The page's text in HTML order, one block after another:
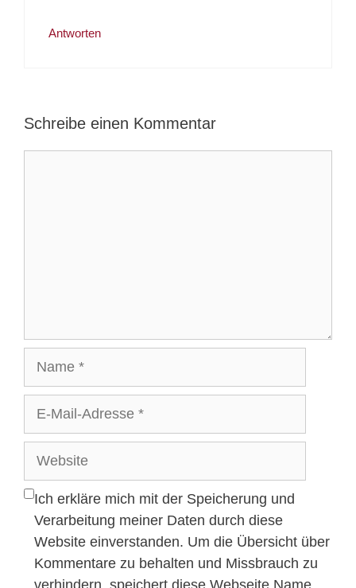
Antworten
Schreibe einen Kommentar
Adresse
Ich erkläre mich mit der Speicherung und
Verarbeitung meiner Daten durch diese
Website einverstanden. Um die Übersicht über
Kommentare zu behalten und Missbrauch zu
verhindern, speichert diese Webseite Name,